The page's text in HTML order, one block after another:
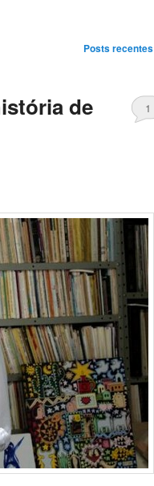
Posts recentes
de
1